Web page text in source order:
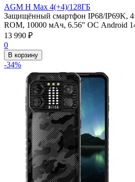
AGM H Max 4(+4)/128ГБ
Защищённый смартфон IP68/IP69K,
ROM, 10000 мАч, 6.56" ОС Android
13 990 ₽
0
В корзину
-34%